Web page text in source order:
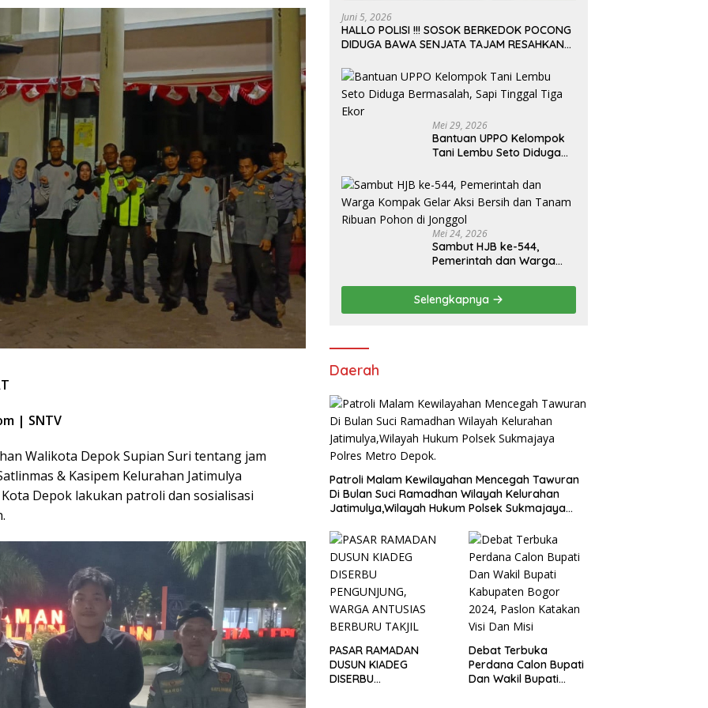
| SNTV
Walikota Depok Supian Suri tentang jam
& Kasipem Kelurahan Jatimulya
Depok lakukan patroli dan sosialisasi
Juni 5, 2026
HALLO POLISI !!! SOSOK BERKEDOK POCONG
DIDUGA BAWA SENJATA TAJAM RESAHKAN
LEBONG
Mei 29, 2026
Bantuan UPPO Kelompok
Tani Lembu Seto Diduga
Tiga Ekor
Mei 24, 2026
Sambut HJB ke-544,
Pemerintah dan Warga
dan Tanam Ribuan Pohon
di Jonggol
Selengkapnya
Daerah
Patroli Malam Kewilayahan Mencegah Tawuran
Di Bulan Suci Ramadhan Wilayah Kelurahan
Jatimulya,Wilayah Hukum Polsek Sukmajaya
PASAR RAMADAN
DUSUN KIADEG
DISERBU
Debat Terbuka
Perdana Calon Bupati
Dan Wakil Bupati